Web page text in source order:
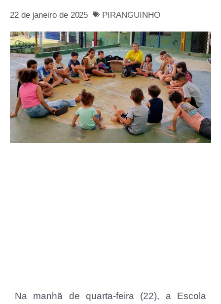
22 de janeiro de 2025 PIRANGUINHO
Na manhã de quarta-feira (22), a Escola